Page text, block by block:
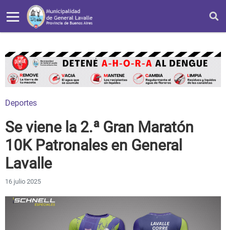
Deportes
Se viene la 2.ª Gran Maratón
10K Patronales en General
Lavalle
16 julio 2025